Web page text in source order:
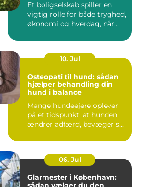
Et boligselskab spiller en
vigtig rolle for både tryghed,
økonomi og hverdag, når...
10. Jul
Osteopati til hund: sådan
hjælper behandling din
hund i balance
Mange hundeejere oplever
på et tidspunkt, at hunden
ændrer adfærd, bevæger s...
06. Jul
Glarmester i København:
sådan vælger du den